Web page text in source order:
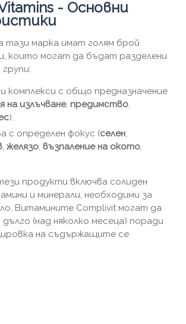
- Основни
тази марка имат голям брой
които могат да бъдат разделени
комплекси с общо предназначение
на излъчване, предимство,
).
с определен фокус (селен,
, желязо, възпаление на окото,
продукти включва солиден
и минерали, необходими за
Витамините Complivit могат да
(над няколко месеца) поради
на съдържащите се